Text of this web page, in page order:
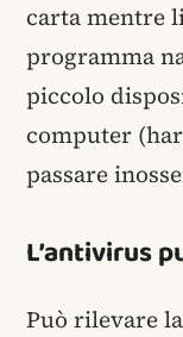
carta mentre
programma
piccolo
computer
passare
L’antivirus
Può rilevare